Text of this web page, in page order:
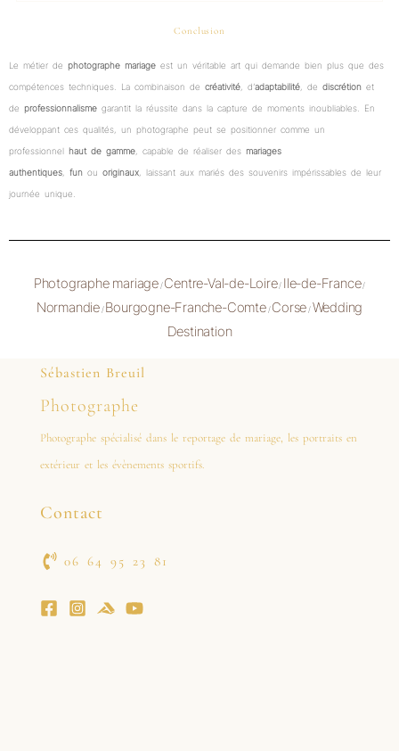
Conclusion
Le métier de photographe mariage est un véritable art qui demande bien plus que des
compétences techniques. La combinaison de créativité , d’adaptabilité , de discrétion et
de professionnalisme garantit la réussite dans la capture de moments inoubliables. En
développant ces qualités, un photographe peut se positionner comme un
professionnel haut de gamme , capable de réaliser des mariages
authentiques
fun ou originaux , laissant aux mariés des souvenirs impérissables de leur
journée unique.
Photographe mariage/Centre-Val-de-Loire/ Ile-de-France/
Normandie/Bourgogne-Franche-Comte/Corse/Wedding
Destination
Sébastien Breuil
Photographe
Photographe spécialisé dans le reportage de mariage, les portraits en
extérieur et les évènements sportifs.
Contact
06 64 95 23 81